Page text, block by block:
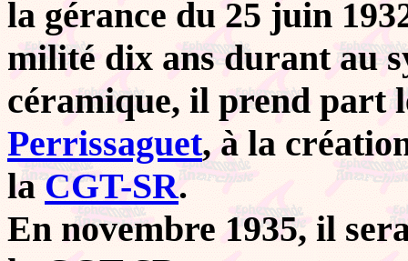
la gérance du 25 juin
milité dix ans durant au
céramique, il prend part
Perrissaguet, à la
laCGT-SR.
En novembre 1935, il